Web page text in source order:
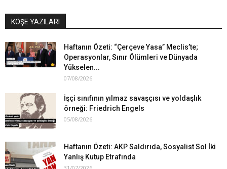
KÖŞE YAZILARI
Haftanın Özeti: “Çerçeve Yasa” Meclis’te;
Operasyonlar, Sınır Ölümleri ve Dünyada
Yükselen...
07/08/2026
İşçi sınıfının yılmaz savaşçısı ve yoldaşlık
örneği: Friedrich Engels
05/08/2026
Haftanın Özeti: AKP Saldırıda, Sosyalist Sol İki
Yanlış Kutup Etrafında